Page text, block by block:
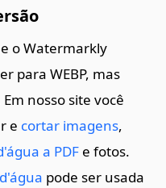
o Watermarkly
para WEBP, mas
nosso site você
e cortar imagens,
a PDF e fotos.
pode ser usada